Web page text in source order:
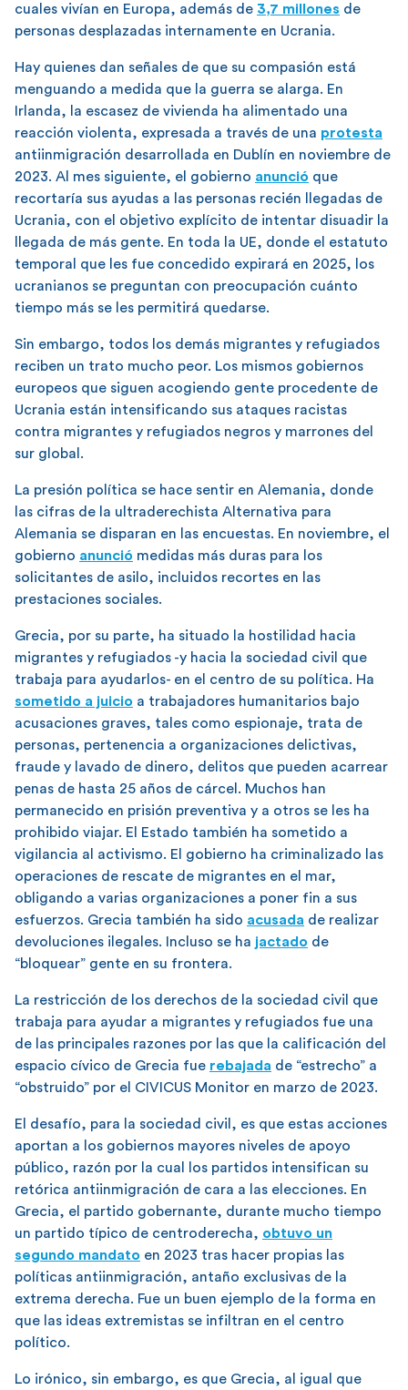
cuales vivían en Europa, además de 3,7 millones de
personas desplazadas internamente en Ucrania.
Hay quienes dan señales de que su compasión está
menguando a medida que la guerra se alarga. En
Irlanda, la escasez de vivienda ha alimentado una
reacción violenta, expresada a través de una protesta
antiinmigración desarrollada en Dublín en noviembre de
2023. Al mes siguiente, el gobierno anunció que
recortaría sus ayudas a las personas recién llegadas de
Ucrania, con el objetivo explícito de intentar disuadir la
llegada de más gente. En toda la UE, donde el estatuto
temporal que les fue concedido expirará en 2025, los
ucranianos se preguntan con preocupación cuánto
tiempo más se les permitirá quedarse.
Sin embargo, todos los demás migrantes y refugiados
reciben un trato mucho peor. Los mismos gobiernos
europeos que siguen acogiendo gente procedente de
Ucrania están intensificando sus ataques racistas
contra migrantes y refugiados negros y marrones del
sur global.
La presión política se hace sentir en Alemania, donde
las cifras de la ultraderechista Alternativa para
Alemania se disparan en las encuestas. En noviembre, el
gobierno anunció medidas más duras para los
solicitantes de asilo, incluidos recortes en las
prestaciones sociales.
Grecia, por su parte, ha situado la hostilidad hacia
migrantes y refugiados -y hacia la sociedad civil que
trabaja para ayudarlos- en el centro de su política. Ha
sometido a juicio a trabajadores humanitarios bajo
acusaciones graves, tales como espionaje, trata de
personas, pertenencia a organizaciones delictivas,
fraude y lavado de dinero, delitos que pueden acarrear
penas de hasta 25 años de cárcel. Muchos han
permanecido en prisión preventiva y a otros se les ha
prohibido viajar. El Estado también ha sometido a
vigilancia al activismo. El gobierno ha criminalizado las
operaciones de rescate de migrantes en el mar,
obligando a varias organizaciones a poner fin a sus
esfuerzos. Grecia también ha sido acusada de realizar
devoluciones ilegales. Incluso se ha jactado de
“bloquear” gente en su frontera.
La restricción de los derechos de la sociedad civil que
trabaja para ayudar a migrantes y refugiados fue una
de las principales razones por las que la calificación del
espacio cívico de Grecia fue rebajada de “estrecho” a
“obstruido” por el CIVICUS Monitor en marzo de 2023.
El desafío, para la sociedad civil, es que estas acciones
aportan a los gobiernos mayores niveles de apoyo
público, razón por la cual los partidos intensifican su
retórica antiinmigración de cara a las elecciones. En
Grecia, el partido gobernante, durante mucho tiempo
un partido típico de centroderecha, obtuvo un
segundo mandato en 2023 tras hacer propias las
políticas antiinmigración, antaño exclusivas de la
extrema derecha. Fue un buen ejemplo de la forma en
que las ideas extremistas se infiltran en el centro
político.
Lo irónico, sin embargo, es que Grecia, al igual que